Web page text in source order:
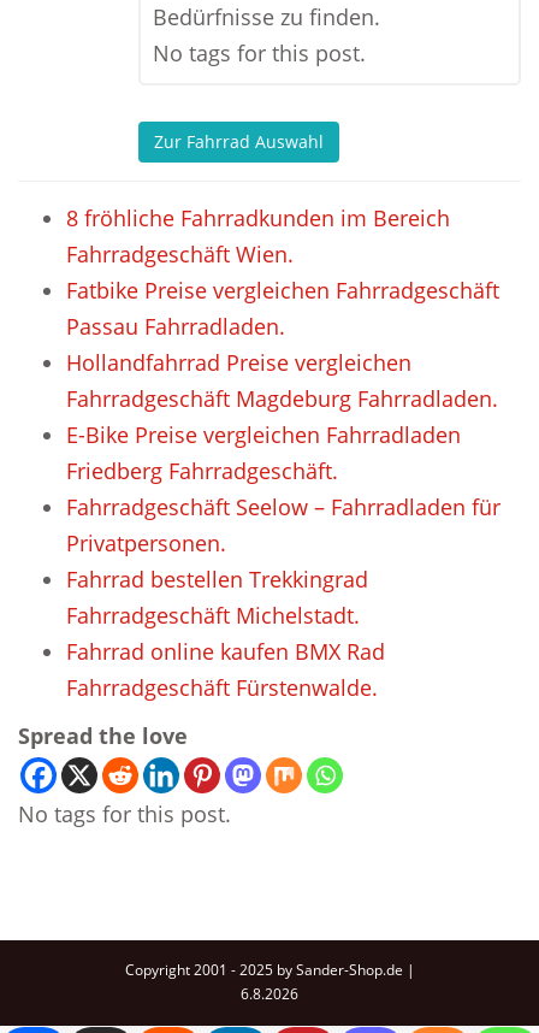
Bedürfnisse zu finden.
No tags for this post.
Zur Fahrrad Auswahl
8 fröhliche Fahrradkunden im Bereich
Fahrradgeschäft Wien.
Fatbike Preise vergleichen Fahrradgeschäft
Passau Fahrradladen.
Hollandfahrrad Preise vergleichen
Fahrradgeschäft Magdeburg Fahrradladen.
E-Bike Preise vergleichen Fahrradladen
Friedberg Fahrradgeschäft.
Fahrradgeschäft Seelow – Fahrradladen für
Privatpersonen.
Fahrrad bestellen Trekkingrad
Fahrradgeschäft Michelstadt.
Fahrrad online kaufen BMX Rad
Fahrradgeschäft Fürstenwalde.
Spread the love
No tags for this post.
Copyright 2001 - 2025 by Sander-Shop.de |
6.8.2026